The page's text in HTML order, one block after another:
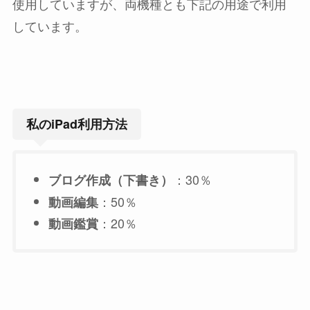
しています。
私のiPad利用方法
ブログ作成（下書き）
：30％
動画編集：50％
動画鑑賞：20％